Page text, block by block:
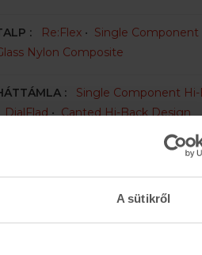
A sütikről
: Re:Flex • Single Component
Nylon Composite
: Single Component
DialFlad•Canted Hi-Back Design
Re:Flex Full Bed